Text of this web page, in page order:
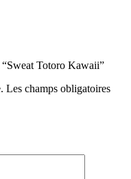
“Sweat Totoro Kawaii”
Les champs obligatoires